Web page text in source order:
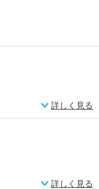
詳しく見る
詳しく見る